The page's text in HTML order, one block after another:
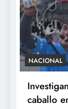
NACIONAL
caballo